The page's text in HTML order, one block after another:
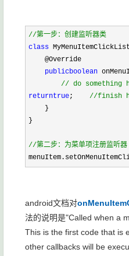
//第一步：创建监听器类
class
    @Override
publicboolean
// do something
returntrue; //finish
    }
}
//第二步：为菜单项注册监听器
android文档对
法的说明是"Called when a
This is the first code that is
other callbacks will be